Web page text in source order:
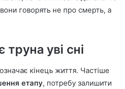
говорять не про смерть, а
уві сні
кінець життя. Частіше
етапу, потребу залишити